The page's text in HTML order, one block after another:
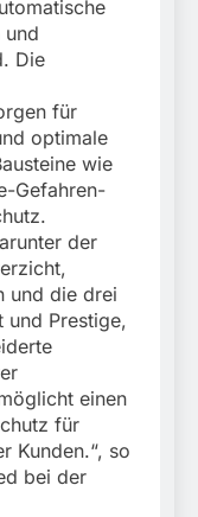
und
Die
für
optimale
wie
Gefahren-
der
und die drei
und Prestige,
einen
für
Kunden.“, so
bei der